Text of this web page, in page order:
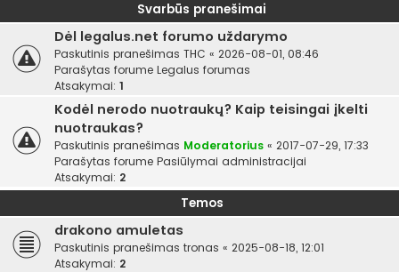
Svarbūs pranešimai
Dėl legalus.net forumo uždarymo
Paskutinis pranešimas THC « 2026-08-01, 08:46
Parašytas forume Legalus forumas
Atsakymai: 1
Kodėl nerodo nuotraukų? Kaip teisingai įkelti
nuotraukas?
Paskutinis pranešimas Moderatorius « 2017-07-29, 17:33
Parašytas forume Pasiūlymai administracijai
Atsakymai: 2
Temos
drakono amuletas
Paskutinis pranešimas tronas « 2025-08-18, 12:01
Atsakymai: 2